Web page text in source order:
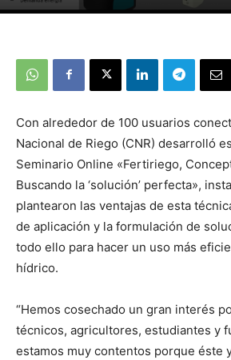
Con alrededor de 100 usuarios
Nacional de Riego (CNR) desarrolló
Seminario Online «Fertiriego,
Buscando la ‘solución’ perfecta»,
plantearon las ventajas de esta
de aplicación y la formulación de
todo ello para hacer un uso más
hídrico.
“Hemos cosechado un gran interés
técnicos, agricultores, estudiantes y
estamos muy contentos porque éste